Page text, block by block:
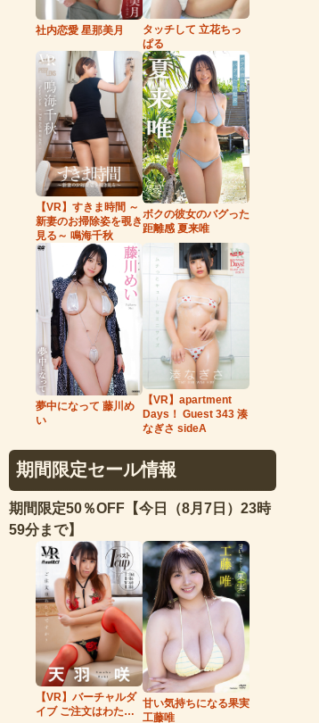
社内恋愛 星那美月
タッチして 立花ちっ
ぱる
【VR】すきま時間 ～
新妻のお掃除姿を覗き
見る～ 鳴海千秋
ボクの彼女のバグった
距離感 夏来唯
夢中になって 藤川め
い
【VR】apartment
Days！ Guest 343 湊
なぎさ sideA
期間限定セール情報
期間限定50％OFF【今日（8月7日）23時
59分まで】
【VR】バーチャルダ
イブ ご注文はわたし
甘い気持ちになる果実
工藤唯